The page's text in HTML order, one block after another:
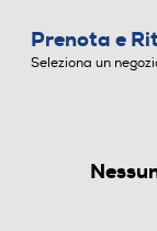
ACCESSORI
Prenota e
Seleziona un